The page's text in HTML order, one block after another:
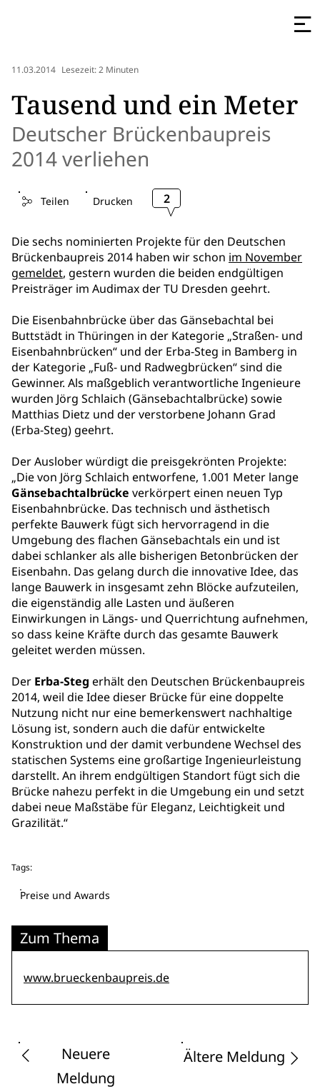
11.03.2014 Lesezeit: 2 Minuten
Tausend und ein Meter
Deutscher Brückenbaupreis
2014 verliehen
Teilen Drucken 2
Die sechs nominierten Projekte für den Deutschen
Brückenbaupreis 2014 haben wir schon im November
gemeldet, gestern wurden die beiden endgültigen
Preisträger im Audimax der TU Dresden geehrt.
Die Eisenbahnbrücke über das Gänsebachtal bei
Buttstädt in Thüringen in der Kategorie „Straßen- und
Eisenbahnbrücken“ und der Erba-Steg in Bamberg in
der Kategorie „Fuß- und Radwegbrücken“ sind die
Gewinner. Als maßgeblich verantwortliche Ingenieure
wurden Jörg Schlaich (Gänsebachtalbrücke) sowie
Matthias Dietz und der verstorbene Johann Grad
(Erba-Steg) geehrt.
Der Auslober würdigt die preisgekrönten Projekte:
„Die von Jörg Schlaich entworfene, 1.001 Meter lange
Gänsebachtalbrücke verkörpert einen neuen Typ
Eisenbahnbrücke. Das technisch und ästhetisch
perfekte Bauwerk fügt sich hervorragend in die
Umgebung des flachen Gänsebachtals ein und ist
dabei schlanker als alle bisherigen Betonbrücken der
Eisenbahn. Das gelang durch die innovative Idee, das
lange Bauwerk in insgesamt zehn Blöcke aufzuteilen,
die eigenständig alle Lasten und äußeren
Einwirkungen in Längs- und Querrichtung aufnehmen,
so dass keine Kräfte durch das gesamte Bauwerk
geleitet werden müssen.
Der Erba-Steg erhält den Deutschen Brückenbaupreis
2014, weil die Idee dieser Brücke für eine doppelte
Nutzung nicht nur eine bemerkenswert nachhaltige
Lösung ist, sondern auch die dafür entwickelte
Konstruktion und der damit verbundene Wechsel des
statischen Systems eine großartige Ingenieurleistung
darstellt. An ihrem endgültigen Standort fügt sich die
Brücke nahezu perfekt in die Umgebung ein und setzt
dabei neue Maßstäbe für Eleganz, Leichtigkeit und
Grazilität.“
Tags:
Preise und Awards
Zum Thema
www.brueckenbaupreis.de
Neuere
Meldung
Ältere Meldung